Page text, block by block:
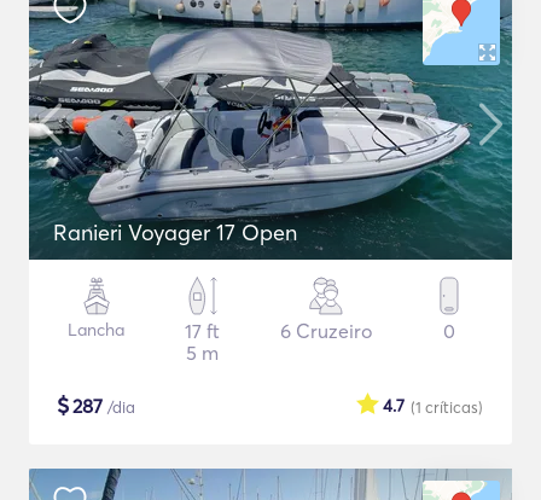
Ranieri Voyager 17 Open
Lancha
17 ft
5 m
6 Cruzeiro 0
$287 /dia (1 críticas)
4.7